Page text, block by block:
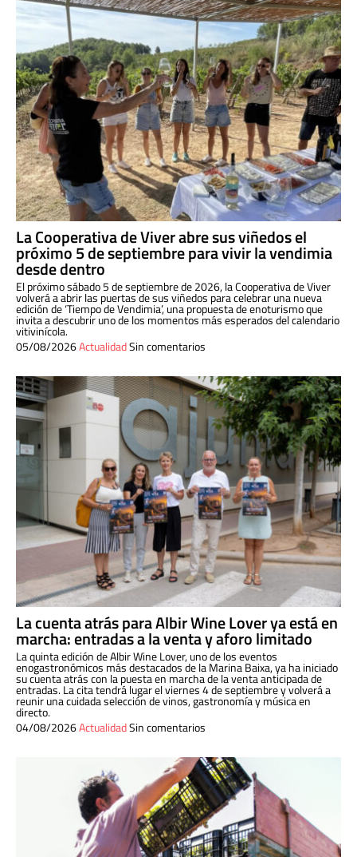
La Cooperativa de Viver abre sus viñedos el
próximo 5 de septiembre para vivir la vendimia
desde dentro
El próximo sábado 5 de septiembre de 2026, la Cooperativa de Viver
volverá a abrir las puertas de sus viñedos para celebrar una nueva
edición de ‘Tiempo de Vendimia’, una propuesta de enoturismo que
invita a descubrir uno de los momentos más esperados del calendario
vitivinícola.
05/08/2026ActualidadSin comentarios
La cuenta atrás para Albir Wine Lover ya está en
marcha: entradas a la venta y aforo limitado
La quinta edición de Albir Wine Lover, uno de los eventos
enogastronómicos más destacados de la Marina Baixa, ya ha iniciado
su cuenta atrás con la puesta en marcha de la venta anticipada de
entradas. La cita tendrá lugar el viernes 4 de septiembre y volverá a
reunir una cuidada selección de vinos, gastronomía y música en
directo.
04/08/2026ActualidadSin comentarios